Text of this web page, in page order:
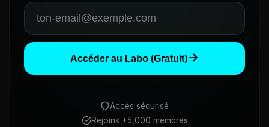
Accéder au Labo (Gratuit)
Accès sécurisé
Rejoins +5,000 membres